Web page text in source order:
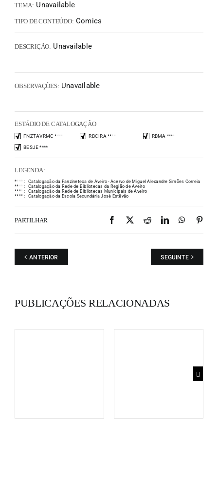
TEMA: Unavailable
TIPO DE CONTEÚDO: Comics
DESCRIÇÃO: Unavailable
OBSERVAÇÕES: Unavailable
ESTÁDIO DE CATALOGAÇÃO
FNZTAVRMC **** RBCIRA **** RBMA ****
BESJE ****
LEGENDA:
** * * :
Catalogação da Fanzineteca de Aveiro - Acervo de Miguel Alexandre Simões Correia
** * * :
Catalogação da Rede de Bibliotecas da Região de Aveiro
**** :
Catalogação da Rede de Bibliotecas Municipais de Aveiro
**** : Catalogação da Escola Secundária José Estêvão
PARTILHAR Facebook
X RedditLinkedIn
ANTERIOR SEGUINTE
PUBLICAÇÕES RELACIONADAS